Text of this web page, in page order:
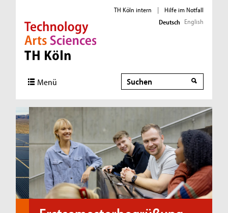
Direkt zur Hauptnavigation
Direkt zur Subnavigation
Direkt zum Inhalt
Direkt zum Fußbereich
TH Köln intern |
Hilfe im Notfall
Deutsch English
Menü Suche